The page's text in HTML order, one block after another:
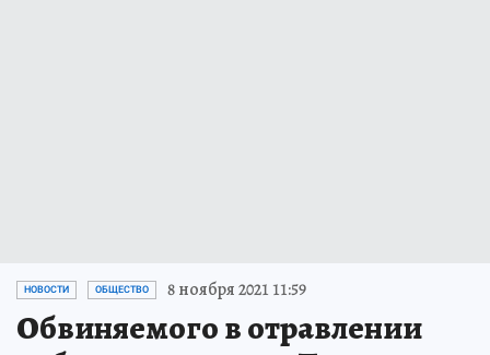
НОВОСТИ ОБЩЕСТВО 8 ноября 2021 11:59
Обвиняемого в отравлении